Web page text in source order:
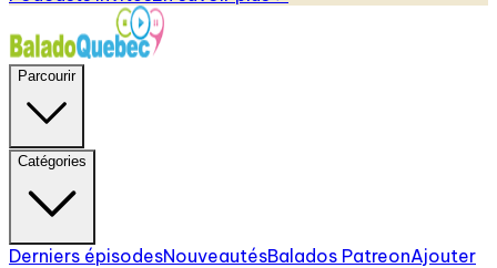
Parcourir
Catégories
Derniers épisodesNouveautésBalados PatreonAjouter